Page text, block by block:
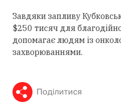
Завдяки запливу
$250 тисяч для
допомагає людям із
захворюваннями.
Поділитися